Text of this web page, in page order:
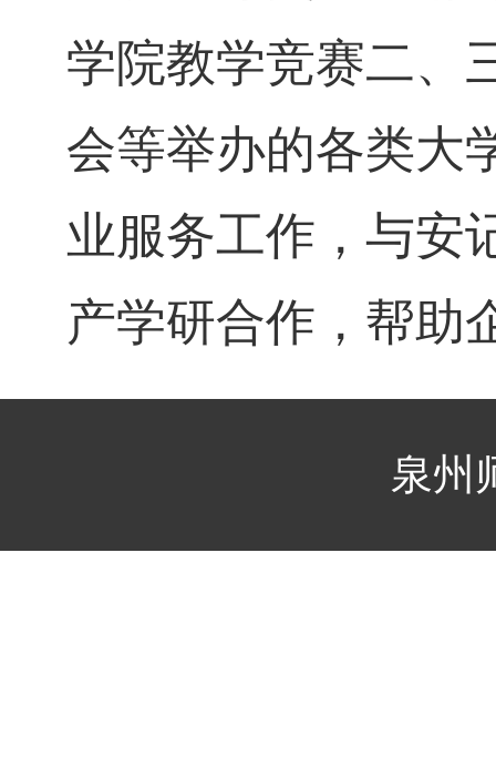
学院教学竞赛二、
会等举办的各类大
业服务工作，与安
产学研合作，帮助
泉州